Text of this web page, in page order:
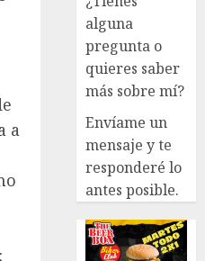
a
alguna
pregunta o
quieres saber
más sobre mí?
Envíame un
mensaje y te
responderé lo
antes posible.